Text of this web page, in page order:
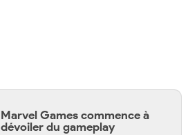
Marvel Games commence à
dévoiler du gameplay